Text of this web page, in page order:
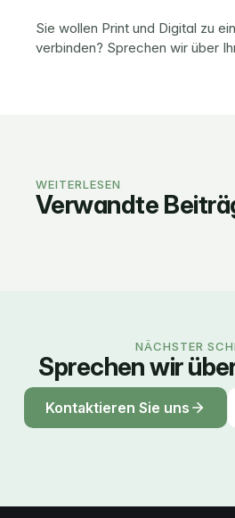
Sie wollen Print und Digital zu
verbinden? Sprechen wir über
WEITERLESEN
Verwandte
finalen Leitlinien zu Artikel
räumen mit der Faustregel
viele Marketingabteilungen
Fotorealismus entscheidet
Instrumente wirken und
vielen Standorten zentral
gewinnen. Der Leitfaden
Transparenzpflichten der
Was die
Werbung im Handel
NÄCHSTER
Sprechen wir
Kontaktieren Sie uns